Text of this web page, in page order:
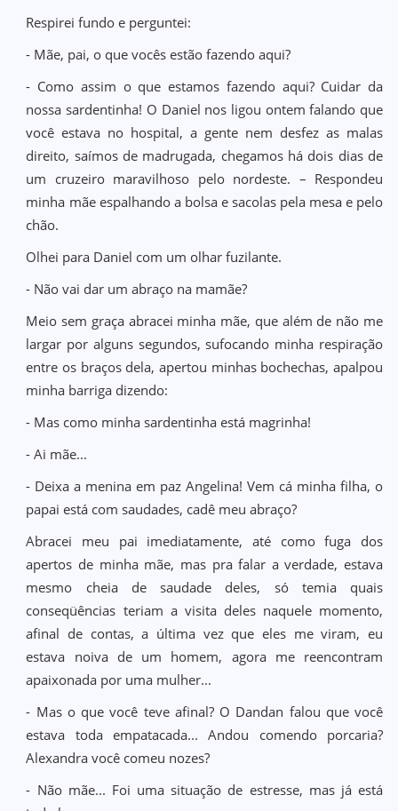
Respirei fundo e perguntei:
- Mãe, pai, o que vocês estão fazendo aqui?
- Como assim o que estamos fazendo aqui? Cuidar da
nossa sardentinha! O Daniel nos ligou ontem falando que
você estava no hospital, a gente nem desfez as malas
direito, saímos de madrugada, chegamos há dois dias de
um cruzeiro maravilhoso pelo nordeste. – Respondeu
minha mãe espalhando a bolsa e sacolas pela mesa e pelo
chão.
Olhei para Daniel com um olhar fuzilante.
- Não vai dar um abraço na mamãe?
Meio sem graça abracei minha mãe, que além de não me
largar por alguns segundos, sufocando minha respiração
entre os braços dela, apertou minhas bochechas, apalpou
minha barriga dizendo:
- Mas como minha sardentinha está magrinha!
- Ai mãe...
- Deixa a menina em paz Angelina! Vem cá minha filha, o
papai está com saudades, cadê meu abraço?
Abracei meu pai imediatamente, até como fuga dos
apertos de minha mãe, mas pra falar a verdade, estava
mesmo cheia de saudade deles, só temia quais
conseqüências teriam a visita deles naquele momento,
afinal de contas, a última vez que eles me viram, eu
estava noiva de um homem, agora me reencontram
apaixonada por uma mulher...
- Mas o que você teve afinal? O Dandan falou que você
estava toda empatacada... Andou comendo porcaria?
Alexandra você comeu nozes?
- Não mãe... Foi uma situação de estresse, mas já está